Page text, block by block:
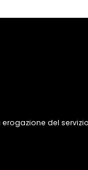
del servizio